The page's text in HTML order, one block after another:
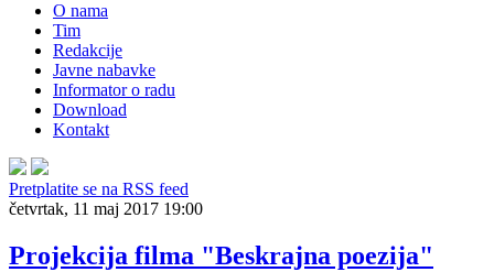
O nama
Tim
Redakcije
Javne nabavke
Informator o radu
Download
Kontakt
Pretplatite se na RSS feed
četvrtak, 11 maj 2017 19:00
Projekcija filma "Beskrajna poezija"